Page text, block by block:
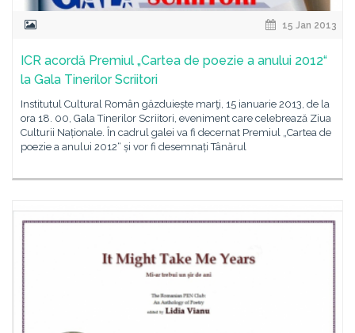
15 Jan 2013
ICR acordă Premiul „Cartea de poezie a anului 2012“
la Gala Tinerilor Scriitori
Institutul Cultural Român găzduiește marţi, 15 ianuarie 2013, de la
ora 18. 00, Gala Tinerilor Scriitori, eveniment care celebrează Ziua
Culturii Naționale. În cadrul galei va fi decernat Premiul „Cartea de
poezie a anului 2012“ și vor fi desemnați Tânărul